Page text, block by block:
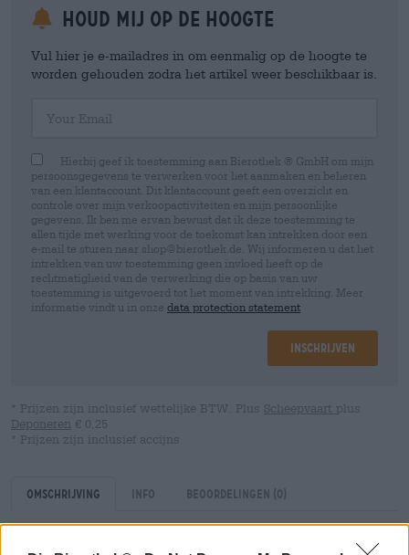
Houd mij op de hoogte
Vul hier je e-mailadres in om eenmalig op de hoogte te
worden gehouden zodra het artikel weer beschikbaar is.
Hierbij geef ik toestemming aan Bierothek ® GmbH om mijn
persoonsgegevens te verwerken voor het aanmaken en beheren
van een klantaccount. Dit klantaccount geeft een overzicht en
controle over mijn verkoopactiviteiten en mijn persoonlijke
gegevens. Ik ben me ervan bewust dat ik deze toestemming te
allen tijde met werking voor de toekomst kan intrekken door een
e-mail te sturen naar shop@bierothek.de. Wij informeren u dat het
intrekken van uw toestemming geen invloed heeft op de
rechtmatigheid van de verwerking die op basis van uw
toestemming is uitgevoerd tot het moment van intrekking. Meer
informatie vindt u in onze data protection statement
Inschrijven
* Prijzen zijn inclusief wettelijke BTW. Plus Scheepvaart plus
Deponeren € 0,25
* Prijzen zijn inclusief accijns
Omschrijving Info Beoordelingen (0)